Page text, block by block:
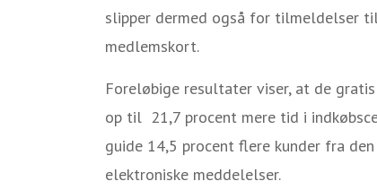
slipper dermed også for tilmeldelser
medlemskort.
Foreløbige resultater viser, at de
op til 21,7 procent mere tid i
guide 14,5 procent flere kunder fra
elektroniske meddelelser.